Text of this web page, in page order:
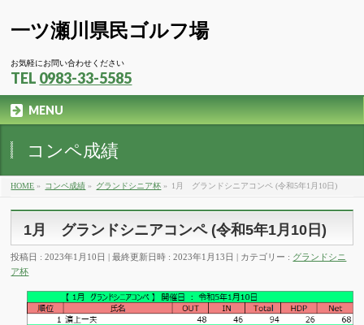
一ツ瀬川県民ゴルフ場
お気軽にお問い合わせください
TEL 0983-33-5585
MENU
コンペ成績
HOME » コンペ成績 » グランドシニア杯 » 1月 グランドシニアコンペ (令和5年1月10日)
1月 グランドシニアコンペ (令和5年1月10日)
投稿日 : 2023年1月10日 最終更新日時 : 2023年1月13日 カテゴリー : グランドシニ
ア杯